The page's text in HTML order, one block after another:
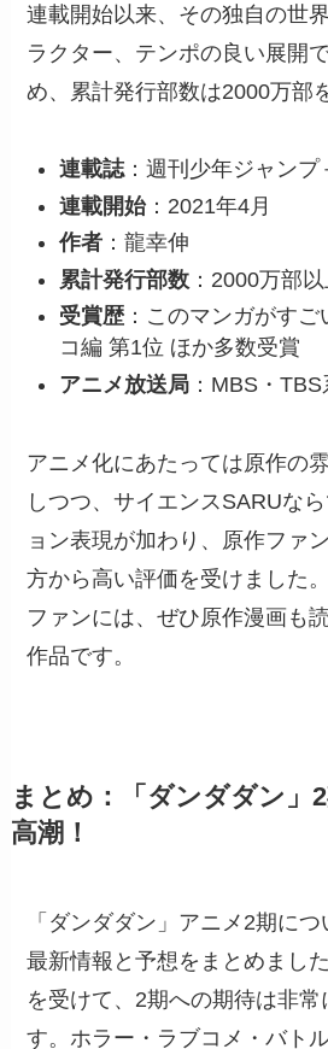
連載開始以来、その独自の世
ラクター、テンポの良い展開
め、累計発行部数は2000万部
連載誌：週刊少年ジャンプ
連載開始：2021年4月
作者 ：龍幸伸
累計発行部数 ：2000万部
受賞歴 ：このマンガがす
コ編 第1位 ほか多数受賞
アニメ放送局 ：MBS・
アニメ化にあたっては原作の
しつつ、サイエンスSARUな
ョン表現が加わり、原作ファ
方から高い評価を受けました
ファンには、ぜひ原作漫画も
作品です。
まとめ：「ダンダダン」
高潮！
「ダンダダン」アニメ2期に
最新情報と予想をまとめまし
を受けて、2期への期待は非常
す。ホラー・ラブコメ・バト